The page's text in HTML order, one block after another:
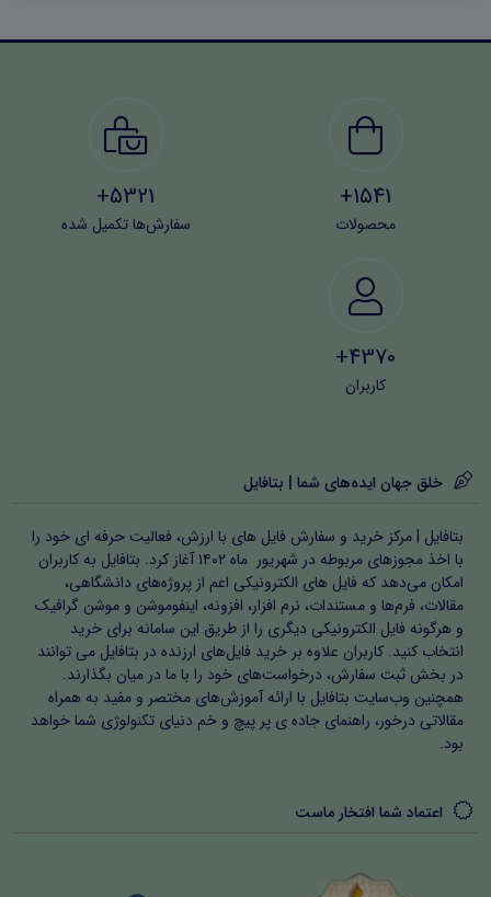
1541+
محصولات
5321+
سفارش‌ها تکمیل شده
4370+
کاربران
خلق جهان ایده‌های شما | بتافایل
بتافایل | مرکز خرید و سفارش فایل های با ارزش، فعالیت حرفه ای خود را
با اخذ مجوزهای مربوطه در شهریور ماه ۱۴۰۲ آغاز کرد. بتافایل به کاربران
امکان می‌دهد که فایل های الکترونیکی اعم از پروژه‌های دانشگاهی،
مقالات، فرم‌ها و مستندات، نرم افزار، افزونه، اینفوموشن و موشن گرافیک
و هرگونه فایل الکترونیکی دیگری را از طریق این سامانه برای خرید
انتخاب کنید. کاربران علاوه بر خرید فایل‌های ارزنده در بتافایل می توانند
در بخش ثبت سفارش، درخواست‌های خود را با ما در میان بگذارند.
همچنین وب‌سایت بتافایل با ارائه آموزش‌های مختصر و مفید به همراه
مقالاتی درخور، راهنمای جاده ی پر پیچ و خم دنیای تکنولوژی شما خواهد
بود.
اعتماد شما افتخار ماست